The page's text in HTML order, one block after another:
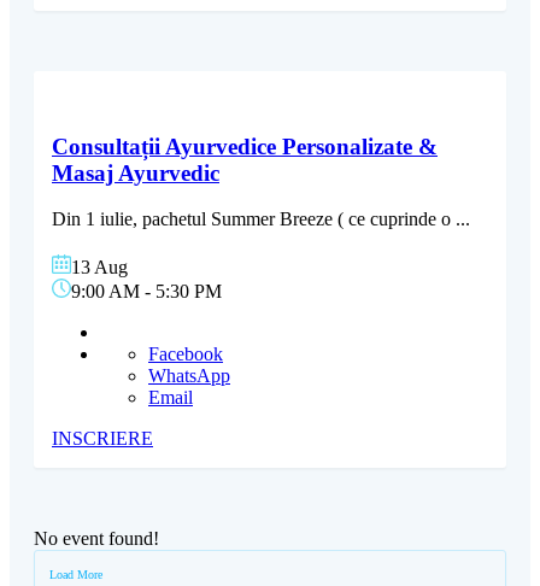
Consultații Ayurvedice Personalizate &
Masaj Ayurvedic
Din 1 iulie, pachetul Summer Breeze ( ce cuprinde o ...
13 Aug
9:00 AM - 5:30 PM
Facebook
WhatsApp
Email
INSCRIERE
No event found!
Load More